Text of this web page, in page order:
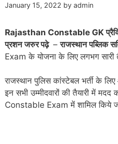
January 15, 2022 by admin
Rajasthan Constable GK
प्रशन जरुर पढ़े –राजस्थान पब्लिक
Exam के योजना के लिए लगभग
राजस्थान पुलिस कांस्टेबल भर्ती के
इन सभी उम्मीदवारों की तैयारी में
Constable Exam में शामिल किये